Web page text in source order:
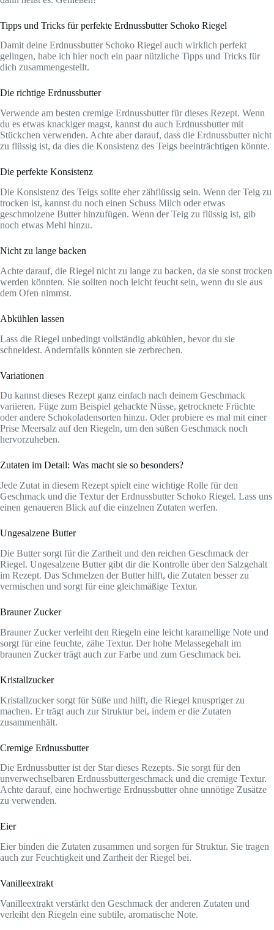
Tipps und Tricks für perfekte Erdnussbutter Schoko Riegel
Damit deine Erdnussbutter Schoko Riegel auch wirklich perfekt
gelingen, habe ich hier noch ein paar nützliche Tipps und Tricks für
dich zusammengestellt.
Die richtige Erdnussbutter
Verwende am besten cremige Erdnussbutter für dieses Rezept. Wenn
du es etwas knackiger magst, kannst du auch Erdnussbutter mit
Stückchen verwenden. Achte aber darauf, dass die Erdnussbutter nicht
zu flüssig ist, da dies die Konsistenz des Teigs beeinträchtigen könnte.
Die perfekte Konsistenz
Die Konsistenz des Teigs sollte eher zähflüssig sein. Wenn der Teig zu
trocken ist, kannst du noch einen Schuss Milch oder etwas
geschmolzene Butter hinzufügen. Wenn der Teig zu flüssig ist, gib
noch etwas Mehl hinzu.
Nicht zu lange backen
Achte darauf, die Riegel nicht zu lange zu backen, da sie sonst trocken
werden könnten. Sie sollten noch leicht feucht sein, wenn du sie aus
dem Ofen nimmst.
Abkühlen lassen
Lass die Riegel unbedingt vollständig abkühlen, bevor du sie
schneidest. Andernfalls könnten sie zerbrechen.
Variationen
Du kannst dieses Rezept ganz einfach nach deinem Geschmack
variieren. Füge zum Beispiel gehackte Nüsse, getrocknete Früchte
oder andere Schokoladensorten hinzu. Oder probiere es mal mit einer
Prise Meersalz auf den Riegeln, um den süßen Geschmack noch
hervorzuheben.
Zutaten im Detail: Was macht sie so besonders?
Jede Zutat in diesem Rezept spielt eine wichtige Rolle für den
Geschmack und die Textur der Erdnussbutter Schoko Riegel. Lass uns
einen genaueren Blick auf die einzelnen Zutaten werfen.
Ungesalzene Butter
Die Butter sorgt für die Zartheit und den reichen Geschmack der
Riegel. Ungesalzene Butter gibt dir die Kontrolle über den Salzgehalt
im Rezept. Das Schmelzen der Butter hilft, die Zutaten besser zu
vermischen und sorgt für eine gleichmäßige Textur.
Brauner Zucker
Brauner Zucker verleiht den Riegeln eine leicht karamellige Note und
sorgt für eine feuchte, zähe Textur. Der hohe Melassegehalt im
braunen Zucker trägt auch zur Farbe und zum Geschmack bei.
Kristallzucker
Kristallzucker sorgt für Süße und hilft, die Riegel knuspriger zu
machen. Er trägt auch zur Struktur bei, indem er die Zutaten
zusammenhält.
Cremige Erdnussbutter
Die Erdnussbutter ist der Star dieses Rezepts. Sie sorgt für den
unverwechselbaren Erdnussbuttergeschmack und die cremige Textur.
Achte darauf, eine hochwertige Erdnussbutter ohne unnötige Zusätze
zu verwenden.
Eier
Eier binden die Zutaten zusammen und sorgen für Struktur. Sie tragen
auch zur Feuchtigkeit und Zartheit der Riegel bei.
Vanilleextrakt
Vanilleextrakt verstärkt den Geschmack der anderen Zutaten und
verleiht den Riegeln eine subtile, aromatische Note.